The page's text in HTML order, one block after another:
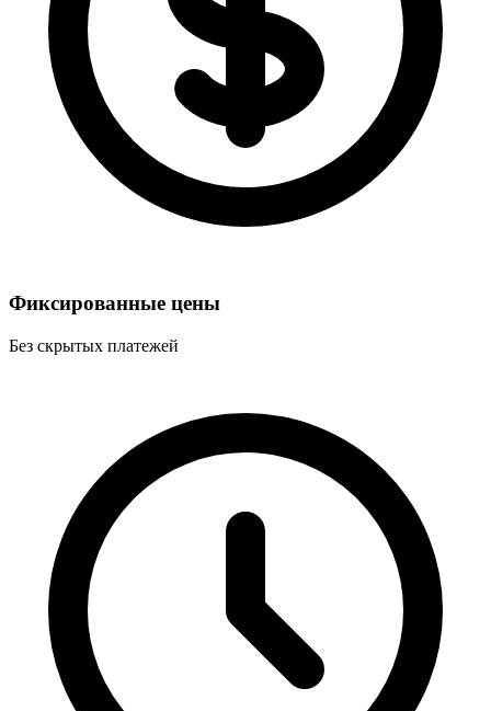
Фиксированные цены
Без скрытых платежей